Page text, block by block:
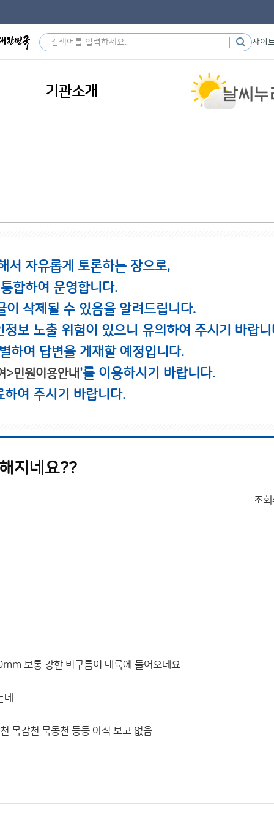
사이
기관소개
서 자유롭게 토론하는 장으로,
합하여 운영합니다.
삭제될 수 있음을 알려드립니다.
보 노출 위험이 있으니 유의하여 주시기 바랍니
하여 답변을 게재할 예정입니다.
>민원이용안내'를 이용하시기 바랍니다.
여 주시기 바랍니다.
지네요??
조회
보통 강한 비구름이 내륙에 들어오네요
목감천 묵동천 등등 아직 보고 없음